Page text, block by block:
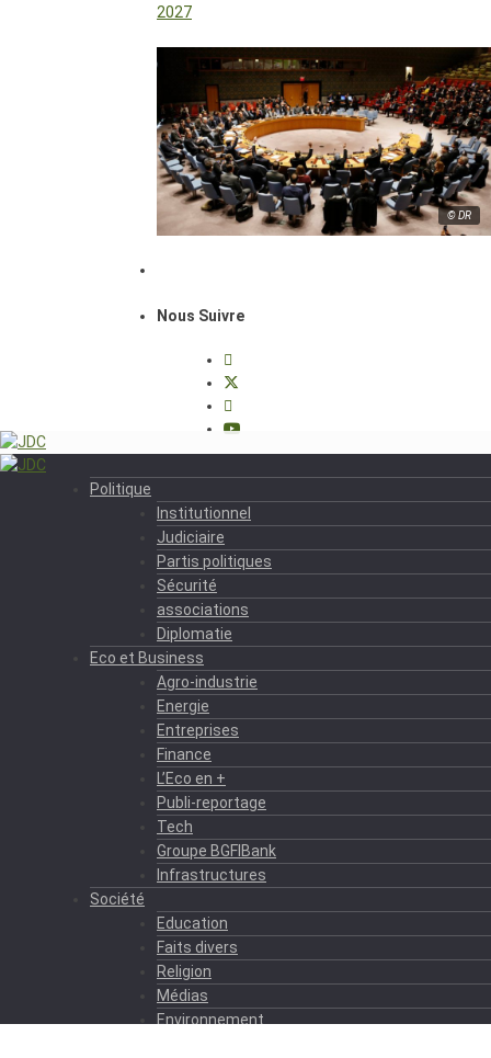
2027
© DR
Nous Suivre
Politique
Institutionnel
Judiciaire
Partis politiques
Sécurité
associations
Diplomatie
Eco et Business
Agro-industrie
Energie
Entreprises
Finance
L’Eco en +
Publi-reportage
Tech
Groupe BGFIBank
Infrastructures
Société
Education
Faits divers
Religion
Médias
Environnement